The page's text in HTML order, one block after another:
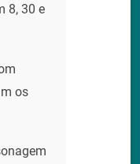
8, 30 e
os